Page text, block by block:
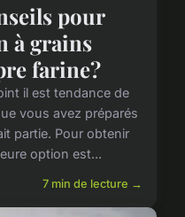
pour
à grains
farine?
il est tendance de
vous avez préparés
partie. Pour obtenir
option est...
7 min de lecture →